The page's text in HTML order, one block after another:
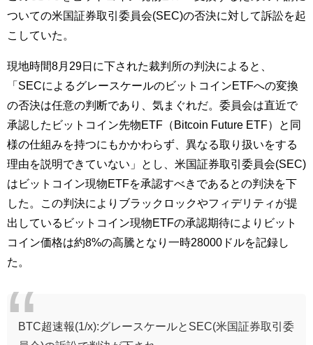
ついての米国証券取引委員会(SEC)の否決に対して訴訟を起
こしていた。
現地時間8月29日に下された裁判所の判決によると、
「SECによるグレースケールのビットコインETFへの変換
の否決は任意の判断であり、気まぐれだ。委員会は直近で
承認したビットコイン先物ETF（Bitcoin Future ETF）と同
様の仕組みを持つにもかかわらず、異なる取り扱いをする
理由を説明できていない」とし、米国証券取引委員会(SEC)
はビットコイン現物ETFを承認すべきであるとの判決を下
した。この判決によりブラックロックやフィデリティが提
出しているビットコイン現物ETFの承認期待によりビット
コイン価格は約8%の高騰となり一時28000ドルを記録し
た。
BTC超速報(1/x):グレースケールとSEC(米国証券取引委